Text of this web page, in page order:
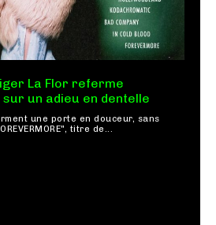
La Flor referme
sur un adieu en dentelle
une porte en douceur, sans
titre de...